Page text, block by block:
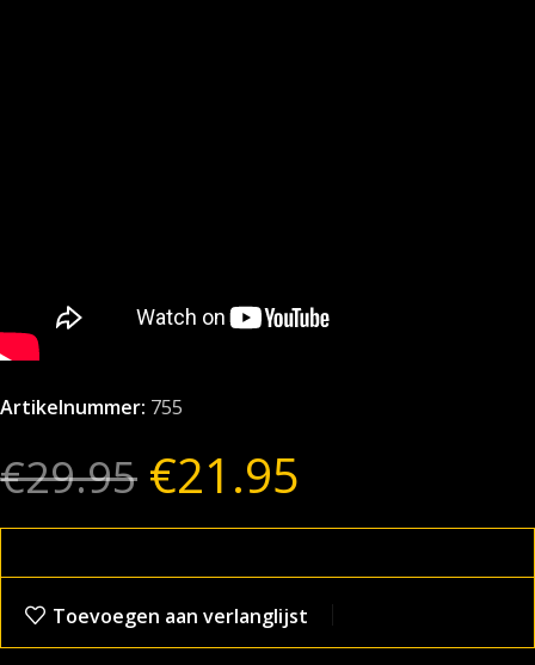
Artikelnummer: 755
€29.95 €21.95
Toevoegen aan verlanglijst